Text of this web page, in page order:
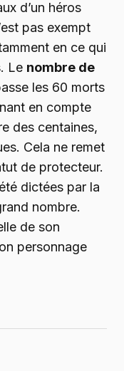
d’un héros
pas exempt
en ce qui
Le nombre de
les 60 morts
en compte
des centaines,
Cela ne remet
de protecteur.
dictées par la
nombre.
de son
personnage